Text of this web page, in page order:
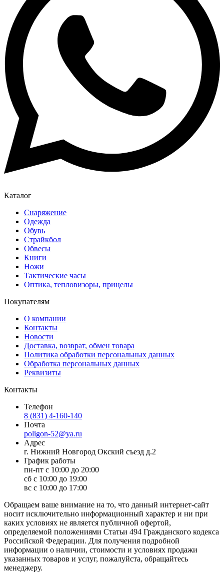
Каталог
Снаряжение
Одежда
Обувь
Страйкбол
Обвесы
Книги
Ножи
Тактические часы
Оптика, тепловизоры, прицелы
Покупателям
О компании
Контакты
Новости
Доставка, возврат, обмен товара
Политика обработки персональных данных
Обработка персональных данных
Реквизиты
Контакты
Телефон
8 (831) 4-160-140
Почта
poligon-52@ya.ru
Адрес
г. Нижний Новгород Окский съезд д.2
График работы
пн-пт с 10:00 до 20:00
сб с 10:00 до 19:00
вс с 10:00 до 17:00
Обращаем ваше внимание на то, что данный интернет-сайт
носит исключительно информационный характер и ни при
каких условиях не является публичной офертой,
определяемой положениями Статьи 494 Гражданского кодекса
Российской Федерации. Для получения подробной
информации о наличии, стоимости и условиях продажи
указанных товаров и услуг, пожалуйста, обращайтесь
менеджеру.